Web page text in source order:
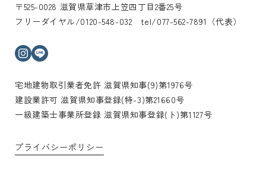
〒525-0028 滋賀県草津市上笠四丁目2番25号
フリーダイヤル/0120-548-032 tel/077-562-7891（代表）
インスタグラム
宅地建物取引業者免許 滋賀県知事(9)第1976号
建設業許可 滋賀県知事登録(特-3)第21660号
一級建築士事業所登録 滋賀県知事登録(ト)第1127号
プライバシーポリシー